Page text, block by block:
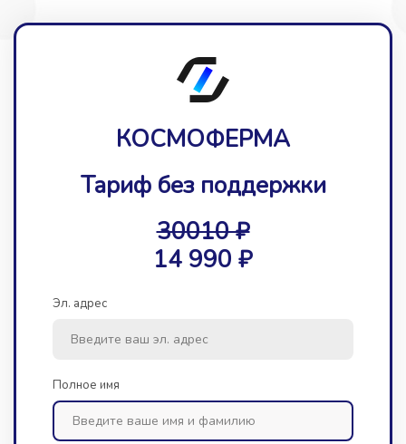
КОСМОФЕРМА
Тариф без поддержки
30010 ₽
14 990 ₽
Эл. адрес
Полное имя